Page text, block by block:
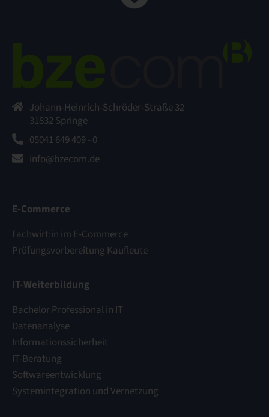
Johann-Heinrich-Schröder-Straße 32
31832 Springe
05041 649 409 - 0
info@bzecom.de
E-Commerce
Fachwirt:in im E-Commerce
Prüfungsvorbereitung Kaufleute
IT-Weiterbildung
Bachelor Professional in IT
Datenanalyse
Informationssicherheit
IT-Beratung
Softwareentwicklung
Systemintegration und Vernetzung